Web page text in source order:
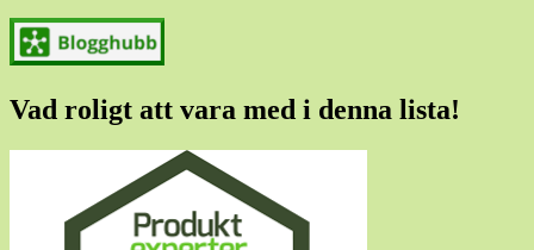
Vad roligt att vara med i denna lista!